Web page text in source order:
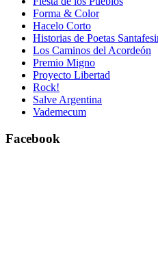
Forma & Color
Hacelo Corto
Historias de Poetas
Los Caminos del Acordeón
Premio Migno
Proyecto Libertad
Rock!
Salve Argentina
Vademecum
Facebook